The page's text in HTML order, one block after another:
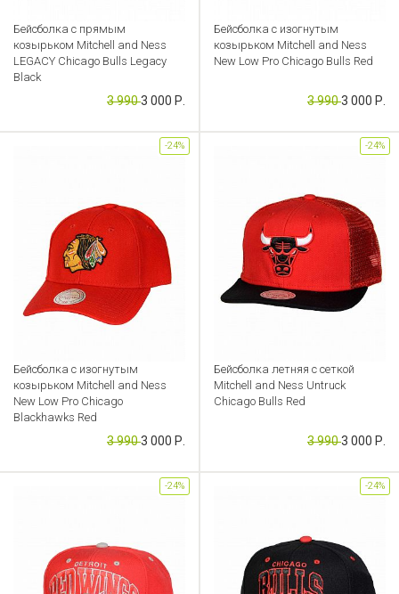
Бейсболка с прямым
козырьком Mitchell and Ness
LEGACY Chicago Bulls Legacy
Black
Артикул: CB000049150
3 9903 000 Р.
Бейсболка с изогнутым
козырьком Mitchell and Ness
New Low Pro Chicago Bulls Red
Артикул: CB000049228
3 9903 000 Р.
Бейсболка с изогнутым
козырьком Mitchell and Ness
New Low Pro Chicago
Blackhawks Red
Артикул: CB000049229
3 9903 000 Р.
-24%
Бейсболка летняя с сеткой
Mitchell and Ness Untruck
Chicago Bulls Red
Артикул: CB000049316
3 9903 000 Р.
-24%
-24% -24%